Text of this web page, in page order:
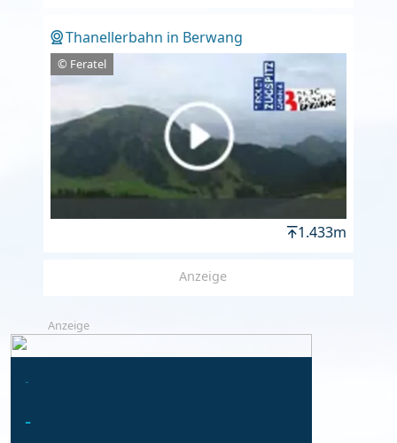
Thanellerbahn in Berwang
© Feratel
1.433m
Anzeige
Anzeige
-
-